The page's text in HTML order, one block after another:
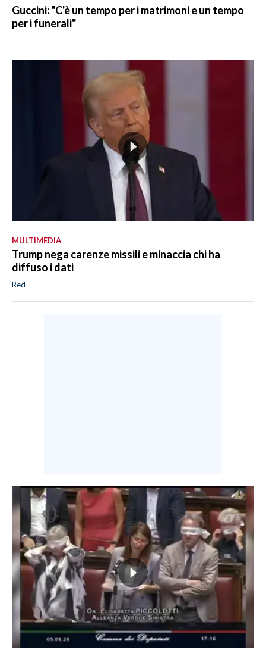
Guccini: "C'è un tempo per i matrimoni e un tempo
per i funerali"
MULTIMEDIA
Trump nega carenze missili e minaccia chi ha
diffuso i dati
Red